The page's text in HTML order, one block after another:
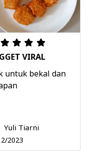
VIRAL
untuk bekal dan
Yuli Tiarni
2023